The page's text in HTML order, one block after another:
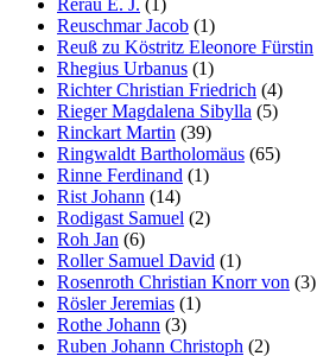
Reuschmar Jacob (1)
Reuß zu Köstritz Eleonore Fürstin
Rhegius Urbanus (1)
Richter Christian Friedrich (4)
Rieger Magdalena Sibylla (5)
Rinckart Martin (39)
Ringwaldt Bartholomäus (65)
Rinne Ferdinand (1)
Rist Johann (14)
Rodigast Samuel (2)
Roh Jan (6)
Roller Samuel David (1)
Rosenroth Christian Knorr von (3)
Rösler Jeremias (1)
Rothe Johann (3)
Ruben Johann Christoph (2)